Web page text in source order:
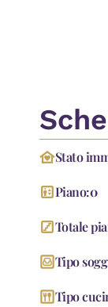
family_homeStato
elevatorPiano:0
stairsTotale
livingTipo
diningTipo